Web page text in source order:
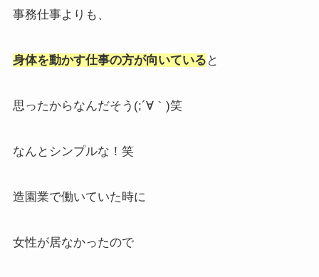
事務仕事よりも、
身体を動かす仕事の方が向いている と
思ったからなんだそう(;´∀｀)笑
なんとシンプルな！笑
造園業で働いていた時に
女性が居なかったので